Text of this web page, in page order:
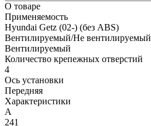
О товаре
Применяемость
Hyundai Getz (02-) (без ABS)
Вентилируемый/Не вентилируемый
Вентилируемый
Количество крепежных отверстий
4
Ось установки
Передняя
Характеристики
A
241